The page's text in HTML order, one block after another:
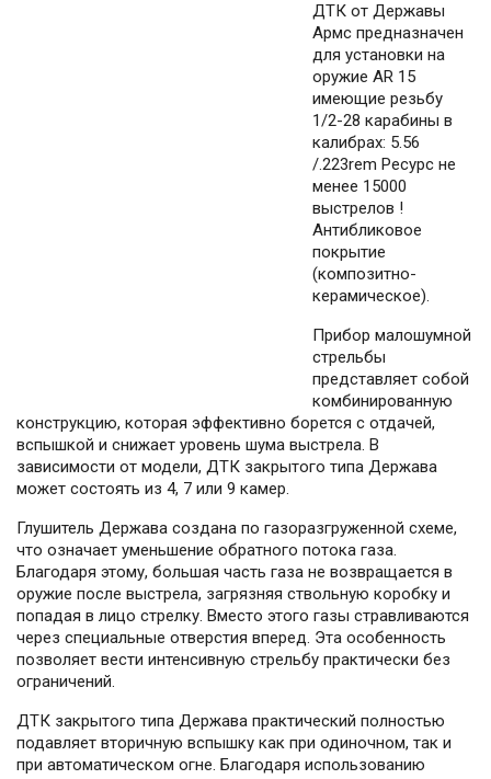
ДТК от Державы
Армс предназначен
для установки на
оружие AR 15
имеющие резьбу
1/2-28 карабины в
калибрах: 5.56
/.223rem Ресурс не
менее 15000
выстрелов !
Антибликовое
покрытие
(композитно-
керамическое).
Прибор малошумной
стрельбы
представляет собой
комбинированную
конструкцию, которая эффективно борется с отдачей,
вспышкой и снижает уровень шума выстрела. В
зависимости от модели, ДТК закрытого типа Держава
может состоять из 4, 7 или 9 камер.
Глушитель Держава создана по газоразгруженной схеме,
что означает уменьшение обратного потока газа.
Благодаря этому, большая часть газа не возвращается в
оружие после выстрела, загрязняя ствольную коробку и
попадая в лицо стрелку. Вместо этого газы стравливаются
через специальные отверстия вперед. Эта особенность
позволяет вести интенсивную стрельбу практически без
ограничений.
ДТК закрытого типа Держава практический полностью
подавляет вторичную вспышку как при одиночном, так и
при автоматическом огне. Благодаря использованию